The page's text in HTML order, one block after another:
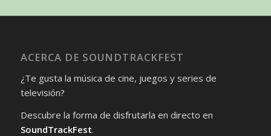
ACERCA DE SOUNDTRACKFEST
¿Te gusta la música de cine, juegos y series de
televisión?
Descubre la forma de disfrutarla en directo en
SoundTrackFest.